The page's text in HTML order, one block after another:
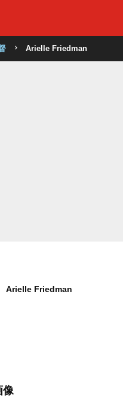
Arielle Friedman
Arielle Friedman
像